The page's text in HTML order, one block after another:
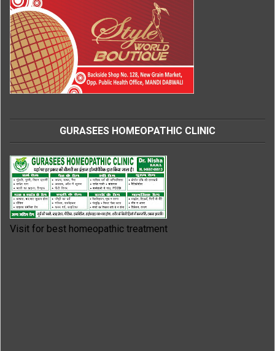
GURASEES HOMEOPATHIC CLINIC
Visit for best homeopathic treatment